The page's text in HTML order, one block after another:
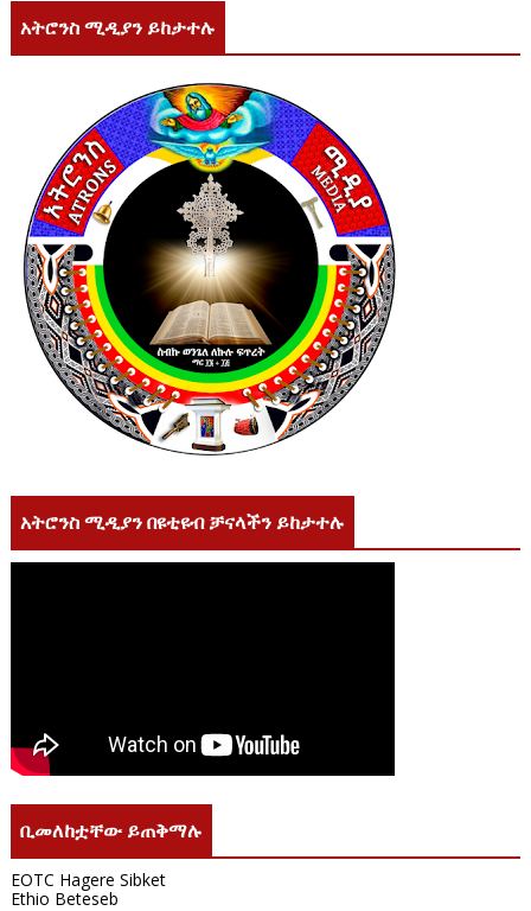
አትሮንስ ሚዲያን ይከታተሉ
አትሮንስ ሚዲያን በዩቲዩብ ቻናላችን ይከታተሉ
ቢመለከቷቸው ይጠቅማሉ
EOTC Hagere Sibket
Ethio Beteseb